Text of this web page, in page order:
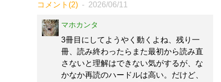
コメント(2) 2026/06/11
マホカンタ
3冊目にしてようやく動くよね、残り一
冊、読み終わったらまた最初から読み直
さないと理解はできない気がするが、な
かなか再読のハードルは高い。だけど、